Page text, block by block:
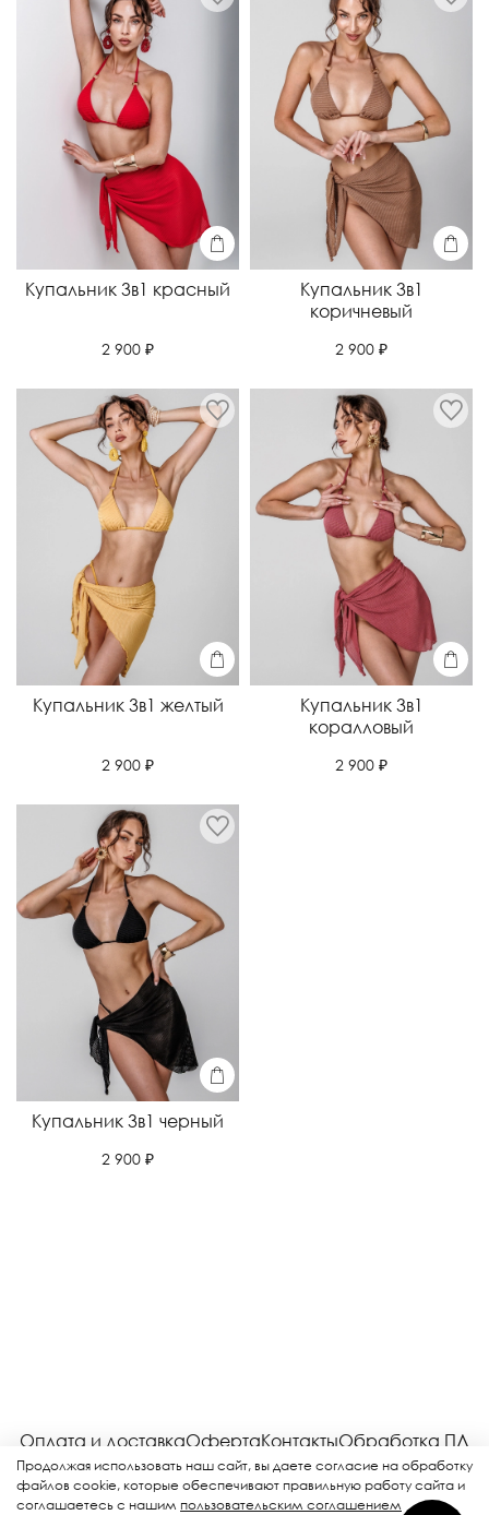
Купальник 3в1 красный
2 900 ₽
Купальник 3в1
коричневый
2 900 ₽
Купальник 3в1 желтый
2 900 ₽
Купальник 3в1
коралловый
2 900 ₽
Купальник 3в1 черный
2 900 ₽
Оплата и доставкаОфертаКонтактыОбработка ПД
СоглашениеВозвратРекламная рассылка
Продолжая использовать наш сайт, вы даете согласие на обработку
файлов cookie, которые обеспечивают правильную работу сайта и
соглашаетесь с нашим пользовательским соглашением